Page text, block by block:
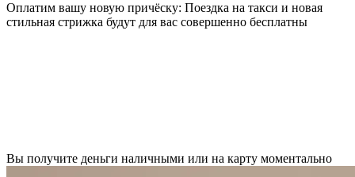
Оплатим вашу новую причёску: Поездка на такси и новая
стильная стрижка будут для вас совершенно бесплатны
Вы получите деньги наличными или на карту моментально